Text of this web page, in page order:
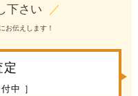
下さい ／
お伝えします！
定
中 ］